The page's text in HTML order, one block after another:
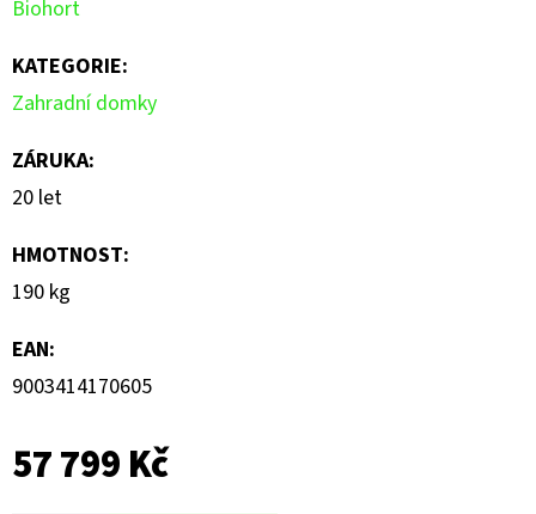
Biohort
KATEGORIE:
Zahradní domky
ZÁRUKA:
20 let
HMOTNOST:
190 kg
EAN:
9003414170605
57 799 Kč